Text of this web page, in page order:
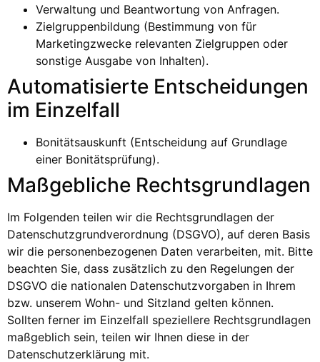
Verwaltung und Beantwortung von Anfragen.
Zielgruppenbildung (Bestimmung von für
Marketingzwecke relevanten Zielgruppen oder
sonstige Ausgabe von Inhalten).
Automatisierte Entscheidungen
im Einzelfall
Bonitätsauskunft (Entscheidung auf Grundlage
einer Bonitätsprüfung).
Maßgebliche Rechtsgrundlagen
Im Folgenden teilen wir die Rechtsgrundlagen der
Datenschutzgrundverordnung (DSGVO), auf deren Basis
wir die personenbezogenen Daten verarbeiten, mit. Bitte
beachten Sie, dass zusätzlich zu den Regelungen der
DSGVO die nationalen Datenschutzvorgaben in Ihrem
bzw. unserem Wohn- und Sitzland gelten können.
Sollten ferner im Einzelfall speziellere Rechtsgrundlagen
maßgeblich sein, teilen wir Ihnen diese in der
Datenschutzerklärung mit.